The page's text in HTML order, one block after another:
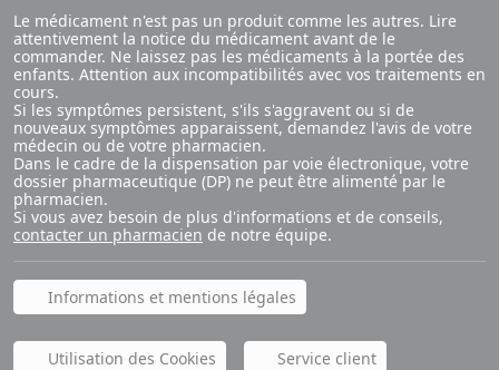
Le médicament n'est pas un produit comme les autres. Lire
attentivement la notice du médicament avant de le
commander. Ne laissez pas les médicaments à la portée des
enfants. Attention aux incompatibilités avec vos traitements en
cours.
Si les symptômes persistent, s'ils s'aggravent ou si de
nouveaux symptômes apparaissent, demandez l'avis de votre
médecin ou de votre pharmacien.
Dans le cadre de la dispensation par voie électronique, votre
dossier pharmaceutique (DP) ne peut être alimenté par le
pharmacien.
Si vous avez besoin de plus d'informations et de conseils,
contacter un pharmacien de notre équipe.
Informations et mentions légales
Utilisation des Cookies Service client